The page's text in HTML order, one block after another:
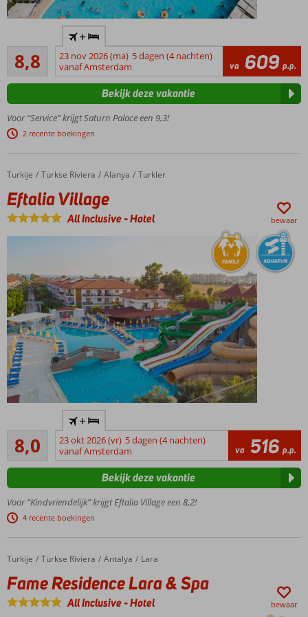
bad
shuttleservice
naar het
strand
een
topper in
ons
zandstrand
met pier?
Check!
Voor de kids:
waterglijbanen,
miniclub
thema en 2 à-la-
carterestaurants
8,8
Aanrader
342
beoordelingen
+
23 nov 2026 (ma) 5 dagen (4 nachten)
vanaf Amsterdam
va 609 p.p.
Voor “Service” krijgt Saturn Palace een 9,3!
2 recente boekingen
Bekijk deze vakantie
Home
Turkije Turkse Riviera Alanya Turkler
Eftalia Village
Eftalia Village
All Inclusive-Hotel bewaar
Familiehotel
privéstrand,
waterglijbanen
en fijne
Ruim
vakantiedorp
in het groen
laagbouw
Urenlang
zwemplezier
en gave
8,0
Zeer goed
196
beoordelingen
+
23 okt 2026 (vr) 5 dagen (4 nachten)
vanaf Amsterdam
va 516 p.p.
Voor “Kindvriendelijk” krijgt Eftalia Village een 8,2!
4 recente boekingen
Bekijk deze vakantie
Home
Turkije Turkse Riviera Antalya Lara
Fame Residence Lara & Spa
Fame Residence Lara & Spa
All Inclusive-Hotel bewaar